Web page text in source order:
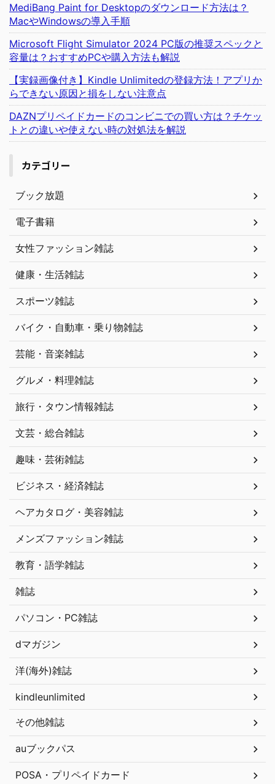
MediBang Paint for Desktopのダウンロード方法は？
MacやWindowsの導入手順
Microsoft Flight Simulator 2024 PC版の推奨スペックと
容量は？おすすめPCや購入方法も解説
【実録画像付き】Kindle Unlimitedの登録方法！アプリか
らできない原因と損をしない注意点
DAZNプリペイドカードのコンビニでの買い方は？チケッ
トとの違いや使えない時の対処法を解説
カテゴリー
ブック放題
電子書籍
女性ファッション雑誌
健康・生活雑誌
スポーツ雑誌
バイク・自動車・乗り物雑誌
芸能・音楽雑誌
グルメ・料理雑誌
旅行・タウン情報雑誌
文芸・総合雑誌
趣味・芸術雑誌
ビジネス・経済雑誌
ヘアカタログ・美容雑誌
メンズファッション雑誌
教育・語学雑誌
雑誌
パソコン・PC雑誌
dマガジン
洋(海外)雑誌
kindleunlimited
その他雑誌
auブックパス
POSA・プリペイドカード